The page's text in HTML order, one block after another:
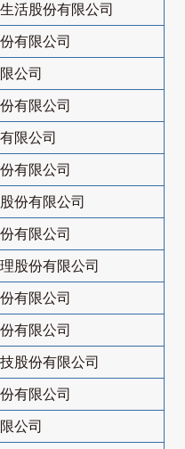
活股份有限公司
有限公司
公司
有限公司
限公司
有限公司
份有限公司
有限公司
股份有限公司
有限公司
有限公司
股份有限公司
有限公司
公司